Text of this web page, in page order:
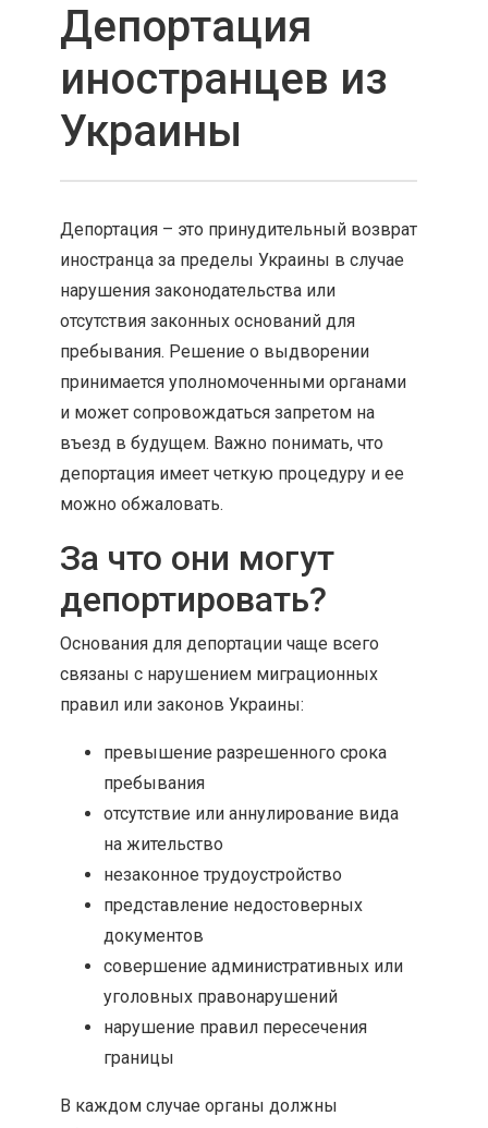
Депортация
иностранцев из
Украины
Депортация – это принудительный возврат
иностранца за пределы Украины в случае
нарушения законодательства или
отсутствия законных оснований для
пребывания. Решение о выдворении
принимается уполномоченными органами
и может сопровождаться запретом на
въезд в будущем. Важно понимать, что
депортация имеет четкую процедуру и ее
можно обжаловать.
За что они могут
депортировать?
Основания для депортации чаще всего
связаны с нарушением миграционных
правил или законов Украины:
превышение разрешенного срока
пребывания
отсутствие или аннулирование вида
на жительство
незаконное трудоустройство
представление недостоверных
документов
совершение административных или
уголовных правонарушений
нарушение правил пересечения
границы
В каждом случае органы должны